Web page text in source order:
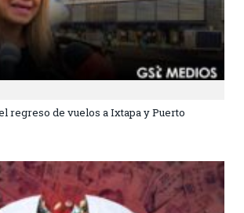
regreso de vuelos a Ixtapa y Puerto